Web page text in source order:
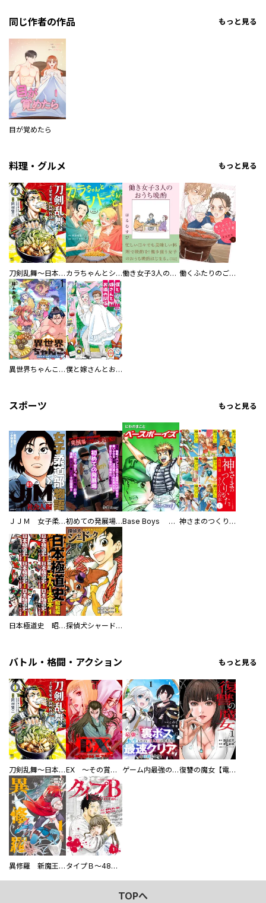
同じ作者の作品 もっと見る
目が覚めたら
料理・グルメ もっと見る
刀剣乱舞～日本号つれづれ酒～ カラちゃんとシトーさんと、 【分冊版】 働き女子3人のおうち晩酌 働くふたりのごほうび飯
異世界ちゃんこ～横綱目前に召喚されたんだが～ 【連載版】 僕と嫁さんとお酒の関係
スポーツ もっと見る
ＪＪＭ 女子柔道部物語 社会人編 初めての発展場 【白抜き修正版】 Base Boys 新装版 神さまのつくりかた。スーパー大合本
日本極道史 昭和編 スーパー大合本 探偵犬シャードック（新装版）
バトル・格闘・アクション もっと見る
刀剣乱舞～日本号つれづれ酒～ EX ～その賞金稼ぎは、世界の出口を探す～【単行本版】 ゲーム内最強の『裏ボス』に転生したので、主人公の代わりに最速クリアを目指します！【電子単行本版】 復讐の魔女【電子単行本版】
異修羅 新魔王戦争 タイプＢ～48時間後、致死率100％～【単話】
TOPへ